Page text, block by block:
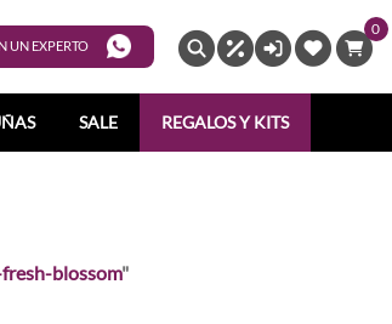
UN EXPERTO
0
SALE REGALOS Y KITS
blossom"